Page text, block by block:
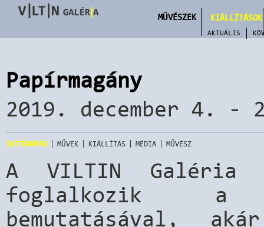
MŰVÉSZEK KIÁLLÍTÁSOK
AKTUÁLIS
Papírmagány
2019. december 4. -
SAJTÓANYAG MŰVEK KIÁLLÍTÁS MÉDIA MŰVÉSZ
A VILTIN Galéria
foglalkozik a
bemutatásával,